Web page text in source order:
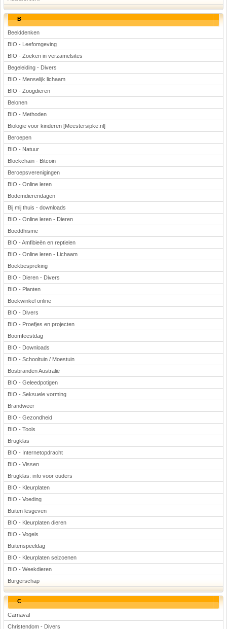
B
Beelddenken
BIO - Leefomgeving
BIO - Zoeken in verzamelsites
Begeleiding - Divers
BIO - Menselijk lichaam
BIO - Zoogdieren
Belonen
BIO - Methoden
Biologie voor kinderen [Meestersipke.nl]
Beroepen
BIO - Natuur
Blockchain - Bitcoin
Beroepsverenigingen
BIO - Online leren
Bodemdierendagen
Bij mij thuis - downloads
BIO - Online leren - Dieren
Boeddhisme
BIO - Amfibieën en reptielen
BIO - Online leren - Lichaam
Boekbespreking
BIO - Dieren - Divers
BIO - Planten
Boekwinkel online
BIO - Divers
BIO - Proefjes en projecten
Boomfeestdag
BIO - Downloads
BIO - Schooltuin / Moestuin
Bosbranden Australië
BIO - Geleedpotigen
BIO - Seksuele vorming
Brandweer
BIO - Gezondheid
BIO - Tools
Brugklas
BIO - Internetopdracht
BIO - Vissen
Brugklas: info voor ouders
BIO - Kleurplaten
BIO - Voeding
Buiten lesgeven
BIO - Kleurplaten dieren
BIO - Vogels
Buitenspeeldag
BIO - Kleurplaten seizoenen
BIO - Weekdieren
Burgerschap
C
Carnaval
Christendom - Divers